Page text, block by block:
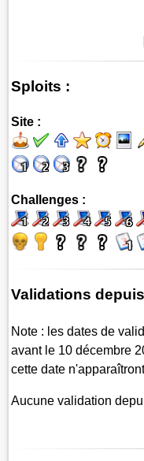
Sploits :
Site :
Challenges :
Validations depuis
Note : les dates de
avant le 10 décembre
cette date
Aucune validation